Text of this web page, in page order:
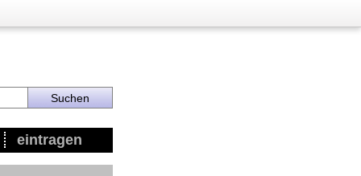
eintragen